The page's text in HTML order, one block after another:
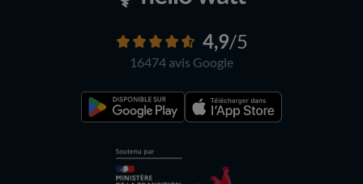
4,9/5
16474 avis Google